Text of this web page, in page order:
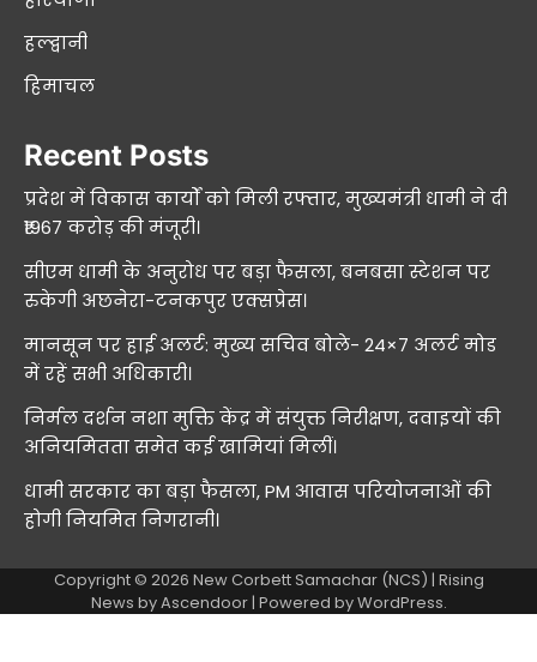
हल्द्वानी
हिमाचल
Recent Posts
प्रदेश में विकास कार्यों को मिली रफ्तार, मुख्यमंत्री धामी ने दी
₹1967 करोड़ की मंजूरी।
सीएम धामी के अनुरोध पर बड़ा फैसला, बनबसा स्टेशन पर
रुकेगी अछनेरा-टनकपुर एक्सप्रेस।
मानसून पर हाई अलर्ट: मुख्य सचिव बोले- 24×7 अलर्ट मोड
में रहें सभी अधिकारी।
निर्मल दर्शन नशा मुक्ति केंद्र में संयुक्त निरीक्षण, दवाइयों की
अनियमितता समेत कई खामियां मिलीं।
धामी सरकार का बड़ा फैसला, PM आवास परियोजनाओं की
होगी नियमित निगरानी।
Copyright © 2026 New Corbett Samachar (NCS) | Rising
News byAscendoor| Powered byWordPress.